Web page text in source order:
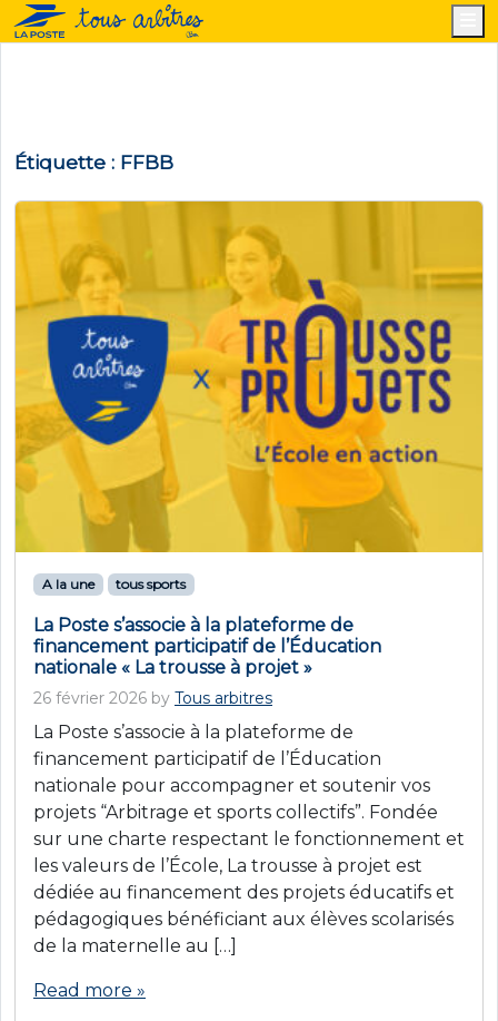
Étiquette : FFBB
A la une tous sports
La Poste s’associe à la plateforme de
financement participatif de l’Éducation
nationale « La trousse à projet »
26 février 2026 by Tous arbitres
La Poste s’associe à la plateforme de
financement participatif de l’Éducation
nationale pour accompagner et soutenir vos
projets “Arbitrage et sports collectifs”. Fondée
sur une charte respectant le fonctionnement et
les valeurs de l’École, La trousse à projet est
dédiée au financement des projets éducatifs et
pédagogiques bénéficiant aux élèves scolarisés
de la maternelle au […]
Read more »